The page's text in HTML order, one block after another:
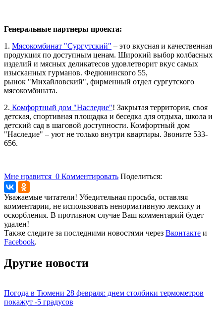
Генеральные партнеры проекта:
1. Мясокомбинат "Сургутский" – это вкусная и качественная
продукция по доступным ценам. Широкий выбор колбасных
изделий и мясных деликатесов удовлетворит вкус самых
изысканных гурманов. Федюнинского 55,
рынок "Михайловский", фирменный отдел сургутского
мясокомбината.
2. Комфортный дом "Наследие"! Закрытая территория, своя
детская, спортивная площадка и беседка для отдыха, школа и
детский сад в шаговой доступности. Комфортный дом
"Наследие" – уют не только внутри квартиры. Звоните 533-
656.
Мне нравится 0 Комментировать Поделиться:
Уважаемые читатели! Убедительная просьба, оставляя
комментарии, не использовать ненормативную лексику и
оскорбления. В противном случае Ваш комментарий будет
удален!
Также следите за последними новостями через Вконтакте и
Facebook.
Другие новости
Погода в Тюмени 28 февраля: днем столбики термометров
покажут -5 градусов